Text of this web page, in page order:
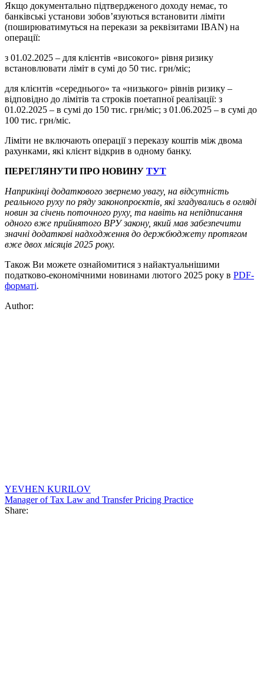
Якщо документально підтвердженого доходу немає, то
банківські установи зобов’язуються встановити ліміти
(поширюватимуться на перекази за реквізитами IBAN) на
операції:
з 01.02.2025 – для клієнтів «високого» рівня ризику
встановлювати ліміт в сумі до 50 тис. грн/міс;
для клієнтів «середнього» та «низького» рівнів ризику –
відповідно до лімітів та строків поетапної реалізації: з
01.02.2025 – в сумі до 150 тис. грн/міс; з 01.06.2025 – в сумі до
100 тис. грн/міс.
Ліміти не включають операції з переказу коштів між двома
рахунками, які клієнт відкрив в одному банку.
ПЕРЕГЛЯНУТИ ПРО НОВИНУ ТУТ
Наприкінці додаткового звернемо увагу, на відсутність
реального руху по ряду законопроєктів, які згадувались в огляді
новин за січень поточного руху, та навіть на непідписання
одного вже прийнятого ВРУ закону, який мав забезпечити
значні додаткові надходження до держбюджету протягом
вже двох місяців 2025 року.
Також Ви можете ознайомитися з найактуальнішими
податково-економічними новинами лютого 2025 року в PDF-
форматі.
Author:
YEVHEN KURILOV
Manager of Tax Law and Transfer Pricing Practice
Share: